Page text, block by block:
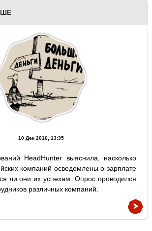
10 Дек 2016, 13:35
HeadHunter выяснила, насколько
компаний осведомлены о зарплате
ли они их успехам. Опрос проводился
различных компаний.